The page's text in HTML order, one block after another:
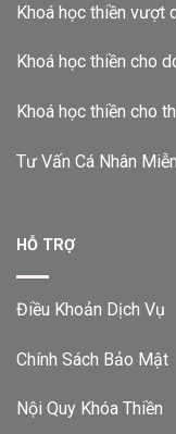
Khoá học thiền vượt
Khoá học thiền cho
Khoá học thiền cho
Tư Vấn Cá Nhân
HỖ TRỢ
Điều Khoản Dịch Vụ
Chính Sách Bảo Mật
Nội Quy Khóa Thiền